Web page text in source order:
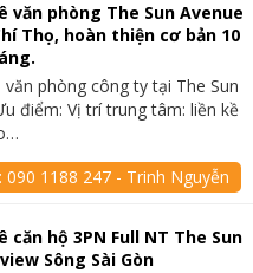
văn phòng The Sun Avenue
Thọ, hoàn thiện cơ bản 10
văn phòng công ty tại The Sun
điểm: Vị trí trung tâm: liền kề
090 1188 247 - Trinh Nguyễn
căn hộ 3PN Full NT The Sun
Sông Sài Gòn